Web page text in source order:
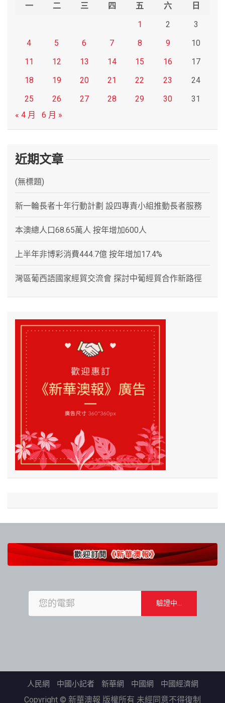
一 二 三 四 五 六
日
1
2
3
4
5 6 7 8 9
10
11
12 13 14 15 16
17
18
19 20 21 22 23
24
25
26 27 28 29 30
31
« 4 月
6 月 »
近期文章
(無標題)
新一輪長者十年行動計劃 設四專責小組推動長者服務
本澳總人口68.65萬人 按年增加600人
上半年非博彩消費444.7億 按年增加17.4%
灣區葡西語國家經貿交流會 探討中葡經貿合作新路徑
人民網 中國小記者 新華網 中國網 中國經濟網
Copyright © 新華澳報 版權所有 未經同意不得復制